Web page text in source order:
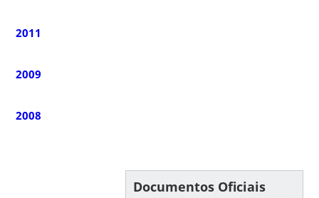
2011
2009
2008
Documentos Oficiais